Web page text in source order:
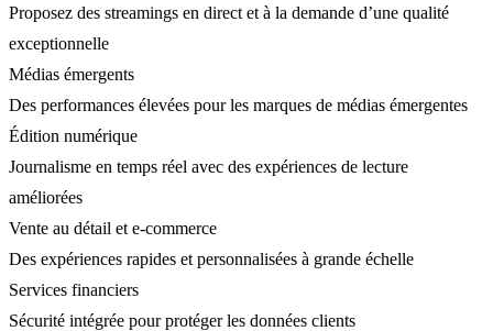
Proposez des streamings en direct et à la demande d’une qualité
exceptionnelle
Médias émergents
Des performances élevées pour les marques de médias émergentes
Édition numérique
Journalisme en temps réel avec des expériences de lecture
améliorées
Vente au détail et e-commerce
Des expériences rapides et personnalisées à grande échelle
Services financiers
Sécurité intégrée pour protéger les données clients